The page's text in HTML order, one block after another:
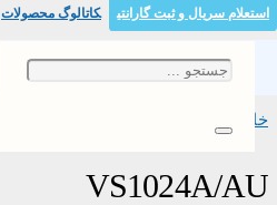
استعلام سریال و ثبت گارانتی کاتالوگ محصولات
خانه
VS1024A/AU